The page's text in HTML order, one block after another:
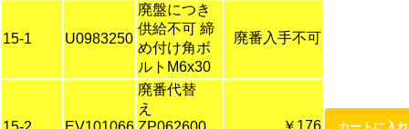
15-1 U0983250
廃盤につき
供給不可 締
め付け角ボ
ルトM6x30
廃番入手不可
廃番代替
え
￥176